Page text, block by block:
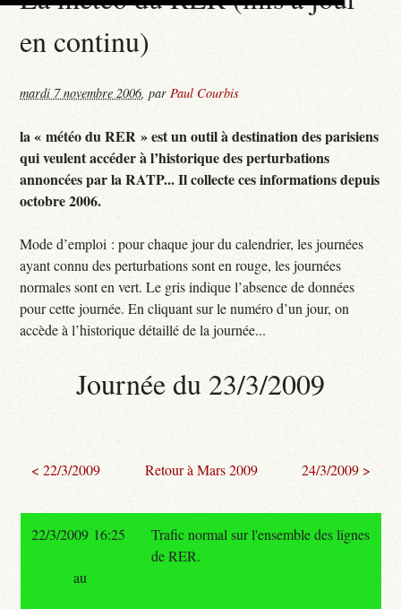
en continu)
mardi 7 novembre 2006,parPaul Courbis
la « météo du RER » est un outil à destination des parisiens
qui veulent accéder à l’historique des perturbations
annoncées par la RATP... Il collecte ces informations depuis
octobre 2006.
Mode d’emploi : pour chaque jour du calendrier, les journées
ayant connu des perturbations sont en rouge, les journées
normales sont en vert. Le gris indique l’absence de données
pour cette journée. En cliquant sur le numéro d’un jour, on
accède à l’historique détaillé de la journée...
Journée du 23/3/2009
< 22/3/2009 Retour à Mars 2009 24/3/2009 >
22/3/2009 16:25
Trafic normal sur l'ensemble des lignes
de RER.
au